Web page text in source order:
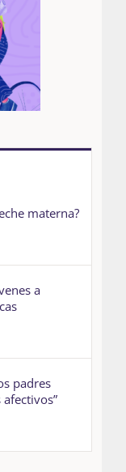
materna?
a
padres